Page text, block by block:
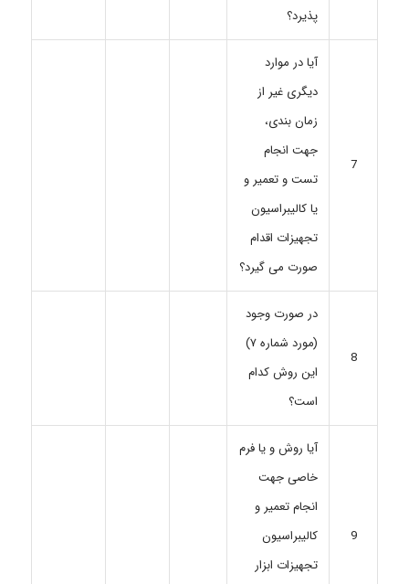
پذیرد؟
7
آیا در موارد
دیگری غیر از
زمان بندی،
جهت انجام
تست و تعمیر و
یا کالیبراسیون
تجهیزات اقدام
صورت می گیرد؟
8
در صورت وجود
(مورد شماره ۷)
این روش کدام
است؟
9
آیا روش و یا فرم
خاصی جهت
انجام تعمیر و
کالیبراسیون
تجهیزات ابزار